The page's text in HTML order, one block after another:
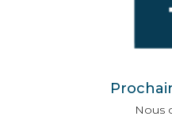
Nous